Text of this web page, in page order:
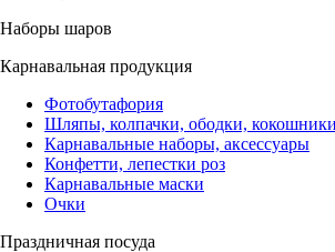
Наборы шаров
Карнавальная продукция
Фотобутафория
Шляпы, колпачки, ободки, кокошники
Карнавальные наборы, аксессуары
Конфетти, лепестки роз
Карнавальные маски
Очки
Праздничная посуда